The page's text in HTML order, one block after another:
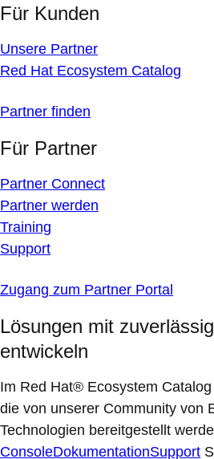
Für Kunden
Unsere Partner
Red Hat Ecosystem Catalog
Partner finden
Für Partner
Partner Connect
Partner werden
Training
Support
Zugang zum Partner Portal
Lösungen mit
entwickeln
Im Red Hat® Ecosystem
die von unserer Community von
Technologien bereitgestellt
ConsoleDokumentationSupport